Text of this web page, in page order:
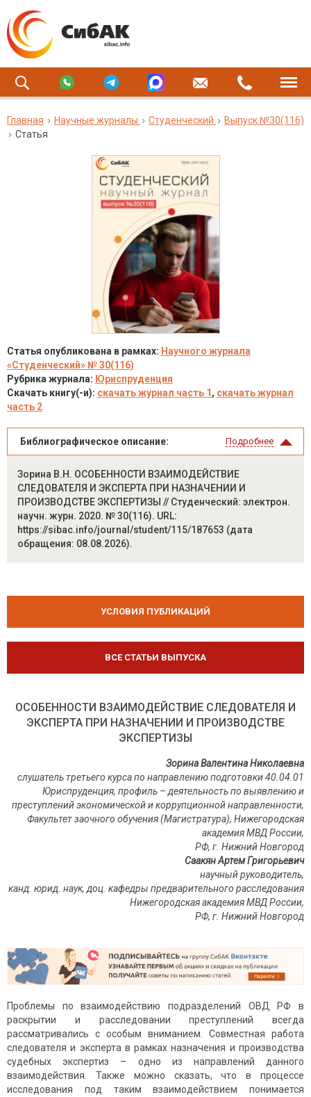
Главная Научные журналы Студенческий
Выпуск №30(116)
Статья
Статья опубликована в рамках: Научного журнала
«Студенческий» № 30(116)
Рубрика журнала: Юриспруденция
Скачать книгу(-и): скачать журнал часть 1 , скачать журнал
часть 2
Библиографическое описание: Подробнее
Зорина В.Н. ОСОБЕННОСТИ ВЗАИМОДЕЙСТВИЕ
СЛЕДОВАТЕЛЯ И ЭКСПЕРТА ПРИ НАЗНАЧЕНИИ И
ПРОИЗВОДСТВЕ ЭКСПЕРТИЗЫ // Студенческий: электрон.
научн. журн. 2020. № 30(116). URL:
https://sibac.info/journal/student/115/187653 (дата
обращения: 08.08.2026).
УСЛОВИЯ ПУБЛИКАЦИЙ
ВСЕ СТАТЬИ ВЫПУСКА
ОСОБЕННОСТИ ВЗАИМОДЕЙСТВИЕ СЛЕДОВАТЕЛЯ И
ЭКСПЕРТА ПРИ НАЗНАЧЕНИИ И ПРОИЗВОДСТВЕ
ЭКСПЕРТИЗЫ
Зорина Валентина Николаевна
слушатель третьего курса по направлению подготовки 40.04.01
Юриспруденция, профиль – деятельность по выявлению и
преступлений экономической и коррупционной направленности,
Факультет заочного обучения (Магистратура), Нижегородская
академия МВД России,
РФ, г. Нижний Новгород
Саакян Артем Григорьевич
научный руководитель,
канд. юрид. наук, доц. кафедры предварительного расследования
Нижегородская академия МВД России,
РФ, г. Нижний Новгород
Проблемы по взаимодействию подразделений ОВД РФ в
раскрытии и расследовании преступлений всегда
рассматривались с особым вниманием. Совместная работа
следователя и эксперта в рамках назначения и производства
судебных экспертиз – одно из направлений данного
взаимодействия. Также можно сказать, что в процессе
исследования под таким взаимодействием понимается